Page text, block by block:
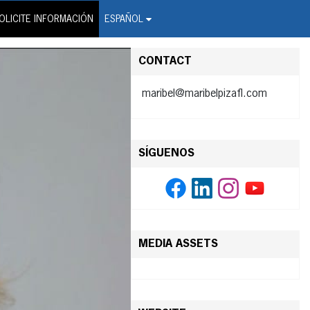
INFORMACIÓN ESPAÑOL
Wire Service
CONTACT
maribel@maribelpizafl.com
SÍGUENOS
MEDIA ASSETS